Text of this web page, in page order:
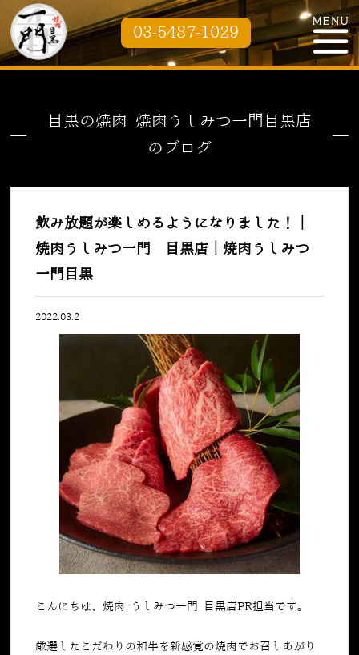
03-5487-1029
目黒の焼肉 焼肉うしみつ一門目黒店
のブログ
飲み放題が楽しめるようになりました！｜
焼肉うしみつ一門 目黒店｜焼肉うしみつ
一門目黒
2022.03.2
こんにちは、焼肉 うしみつ一門 目黒店PR担当です。
厳選したこだわりの和牛を新感覚の焼肉でお召しあがり